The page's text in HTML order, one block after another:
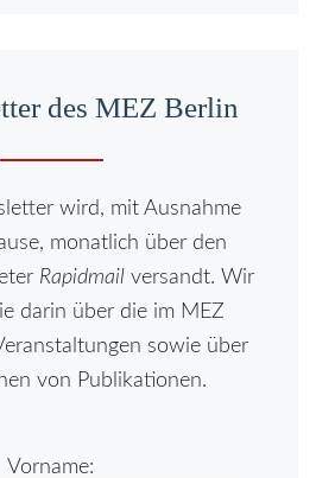
des MEZ Berlin
wird, mit Ausnahme
monatlich über den
Rapidmail versandt. Wir
darin über die im MEZ
sowie über
von Publikationen.
Vorname: